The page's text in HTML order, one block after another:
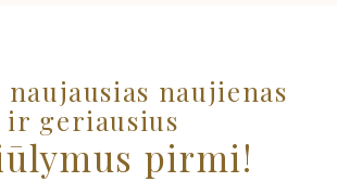
naujausias naujienas
ir geriausius
pirmi!